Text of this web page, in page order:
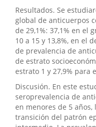
Resultados. Se
global de anticuerpos
de 29,1%: 37,1% en el
10 a 15 y 13,8%, en el
de prevalencia de
de estrato
estrato 1 y 27,9% para
Discusión. En este
seroprevalencia de
en menores de 5
transición del patrón